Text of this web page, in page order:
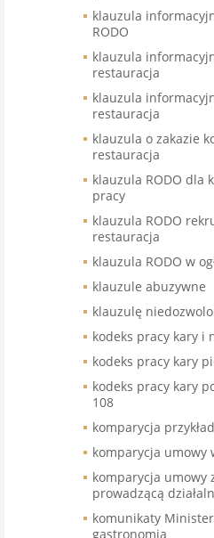
klauzula
RODO
klauzula
restauracja
klauzula
restauracja
klauzula o zakazie
restauracja
klauzula RODO dla
pracy
klauzula RODO
restauracja
klauzula RODO w
klauzule abuzywne
klauzulę
kodeks pracy kary i
kodeks pracy kary
kodeks pracy kary
108
komparycja przykład
komparycja umowy
komparycja umowy
prowadzącą
komunikaty
gastronomia